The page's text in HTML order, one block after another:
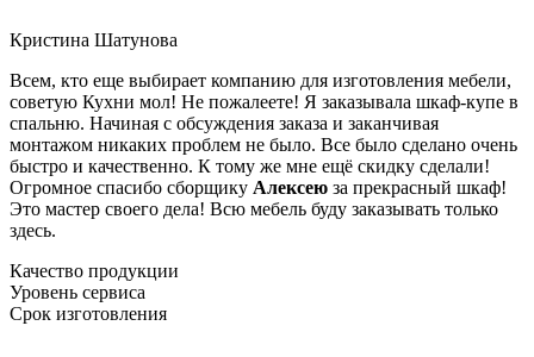
Кристина Шатунова
Всем, кто еще выбирает компанию для изготовления мебели,
советую Кухни мол! Не пожалеете! Я заказывала шкаф-купе в
спальню. Начиная с обсуждения заказа и заканчивая
монтажом никаких проблем не было. Все было сделано очень
быстро и качественно. К тому же мне ещё скидку сделали!
Огромное спасибо сборщику Алексею за прекрасный шкаф!
Это мастер своего дела! Всю мебель буду заказывать только
здесь.
Качество продукции
Уровень сервиса
Срок изготовления